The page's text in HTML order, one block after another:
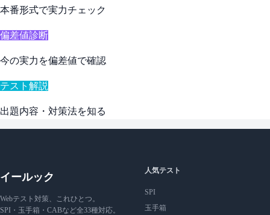
本番形式で実力チェック
偏差値診断
今の実力を偏差値で確認
テスト解説
出題内容・対策法を知る
イールック
Webテスト対策、これひとつ。
SPI・玉手箱・CABなど全33種対応。
人気テスト
SPI
玉手箱